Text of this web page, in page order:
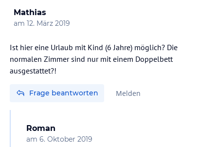
Mathias
am 12. März 2019
Ist hier eine Urlaub mit Kind (6 Jahre) möglich? Die
normalen Zimmer sind nur mit einem Doppelbett
ausgestattet?!
Frage beantworten Melden
Roman
am 6. Oktober 2019